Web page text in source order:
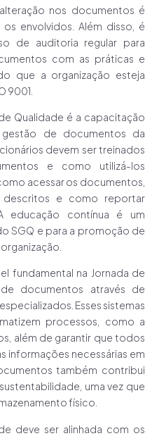
nos documentos é
envolvidos. Além disso, é
de auditoria regular para
com as práticas e
que a organização esteja
9001.
Qualidade é a capacitação
de documentos da
devem ser treinados
e como utilizá-los
acessar os documentos,
e como reportar
educação contínua é um
SGQ e para a promoção de
fundamental na Jornada de
documentos através de
Esses sistemas
processos, como a
além de garantir que todos
informações necessárias em
também contribui
uma vez que
físico.
deve ser alinhada com os